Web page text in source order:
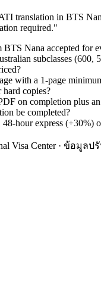
translation in BTS
required."
Nana accepted for
subclasses (600,
with a 1-page
copies?
on completion plus
be completed?
hour express (+30%)
Visa Center · ข้อมูลป